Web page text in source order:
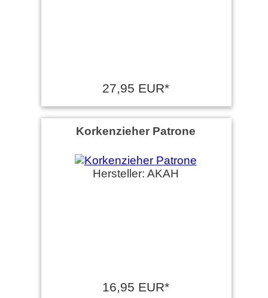
27,95 EUR*
Korkenzieher Patrone
Hersteller: AKAH
16,95 EUR*